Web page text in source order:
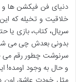
دنیای فن فیکشن ها و
خلاقیت و تخیله که این
سریال، کتاب، بازی
بدونی بعدش چی می
سرنوشت چطور رقم
و حال به وجود اومده!